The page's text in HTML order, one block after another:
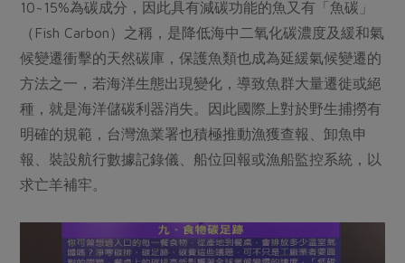
10~15%為碳成分，因此具有減碳功能的魚又有「魚碳」
（Fish Carbon）之稱，是降低海中二氧化碳濃度及緩和氣
候變遷衝擊的天然碳庫，保護魚類也成為延緩氣候變遷的
方法之一，若海洋生態出現變化，導致魚群大量遷徙或絕
種，就是海洋儲碳利器消失。因此國際上對於野生捕撈有
明確的規範，台灣漁業署也積極推動漁獲查報、卸魚申
報、裝設航行數據記錄儀、船位回報或漁船監控系統，以
求亡羊補牢。